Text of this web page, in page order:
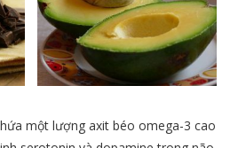
một lượng axit béo omega-3 cao